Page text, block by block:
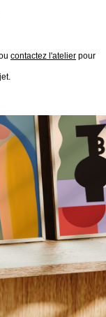
contactez l'atelier pour